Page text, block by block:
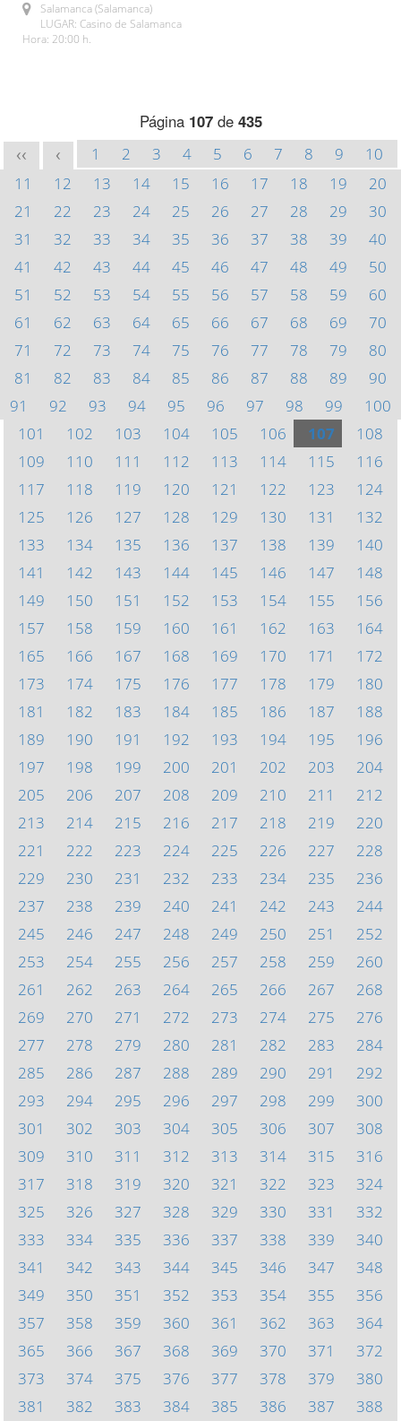
Salamanca (Salamanca)
LUGAR: Casino de Salamanca
Hora: 20:00 h.
Página 107de 435
<< < 1 2 3 4 5 6 7 8 9
10
11
12 13 14 15 16 17 18 19
20
21
22 23 24 25 26 27 28 29
30
31
32 33 34 35 36 37 38 39
40
41
42 43 44 45 46 47 48 49
50
51
52 53 54 55 56 57 58 59
60
61
62 63 64 65 66 67 68 69
70
71
72 73 74 75 76 77 78 79
80
81
82 83 84 85 86 87 88 89
90
91
92 93 94 95 96 97 98 99
100
101
102 103 104 105 106 107
108
109
110 111 112 113 114 115
116
117
118 119 120 121 122 123
124
125
126 127 128 129 130 131
132
133
134 135 136 137 138 139
140
141
142 143 144 145 146 147
148
149
150 151 152 153 154 155
156
157
158 159 160 161 162 163
164
165
166 167 168 169 170 171
172
173
174 175 176 177 178 179
180
181
182 183 184 185 186 187
188
189
190 191 192 193 194 195
196
197
198 199 200 201 202 203
204
205
206 207 208 209 210 211
212
213
214 215 216 217 218 219
220
221
222 223 224 225 226 227
228
229
230 231 232 233 234 235
236
237
238 239 240 241 242 243
244
245
246 247 248 249 250 251
252
253
254 255 256 257 258 259
260
261
262 263 264 265 266 267
268
269
270 271 272 273 274 275
276
277
278 279 280 281 282 283
284
285
286 287 288 289 290 291
292
293
294 295 296 297 298 299
300
301
302 303 304 305 306 307
308
309
310 311 312 313 314 315
316
317
318 319 320 321 322 323
324
325
326 327 328 329 330 331
332
333
334 335 336 337 338 339
340
341
342 343 344 345 346 347
348
349
350 351 352 353 354 355
356
357
358 359 360 361 362 363
364
365
366 367 368 369 370 371
372
373
374 375 376 377 378 379
380
381
382 383 384 385 386 387 388